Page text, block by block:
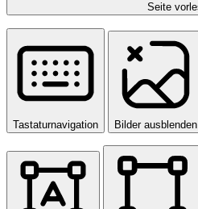
Seite
Tastaturnavigation Bilder ausblenden